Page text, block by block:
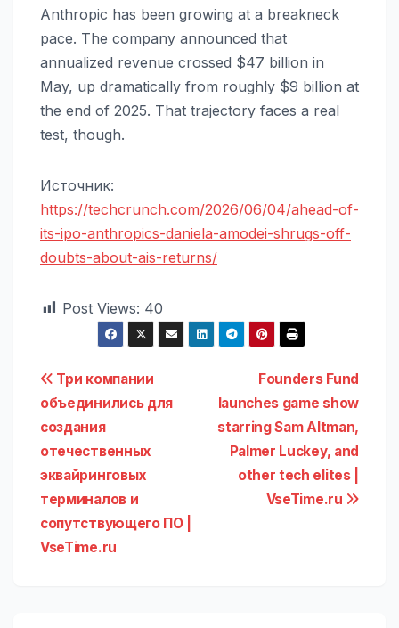
Anthropic has been growing at a breakneck
pace. The company announced that
annualized revenue crossed $47 billion in
May, up dramatically from roughly $9 billion at
the end of 2025. That trajectory faces a real
test, though.
Источник:
https://techcrunch.com/2026/06/04/ahead-of-
its-ipo-anthropics-daniela-amodei-shrugs-off-
doubts-about-ais-returns/
Post Views: 40
Навигация
по
записям
Founders Fund
launches game show
starring Sam Altman,
Palmer Luckey, and
other tech elites |
VseTime.ru
Три компании
объединились для
создания
отечественных
эквайринговых
терминалов и
сопутствующего ПО |
VseTime.ru